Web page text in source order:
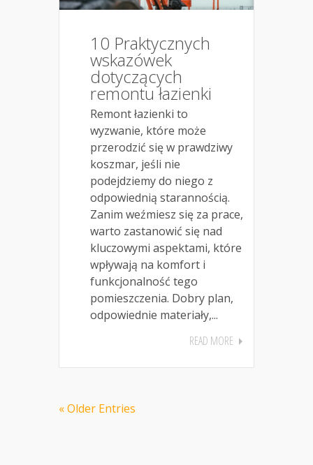
10 Praktycznych
wskazówek
dotyczących
remontu łazienki
Remont łazienki to
wyzwanie, które może
przerodzić się w prawdziwy
koszmar, jeśli nie
podejdziemy do niego z
odpowiednią starannością.
Zanim weźmiesz się za prace,
warto zastanowić się nad
kluczowymi aspektami, które
wpływają na komfort i
funkcjonalność tego
pomieszczenia. Dobry plan,
odpowiednie materiały,...
READ MORE
« Older Entries